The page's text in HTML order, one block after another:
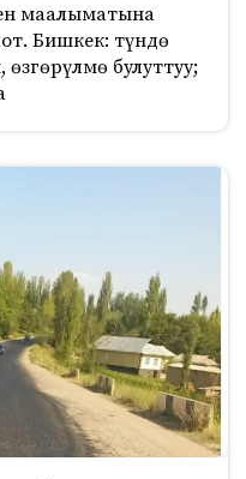
маалыматына
Бишкек: түндө
өзгөрүлмө булуттуу;